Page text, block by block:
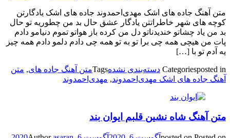
متن آهنگ جاده های اشک مهدی‌احمدوند جاده های اشک یادگارتن
کوچه های شهر خاطراتتن یادگار عشق حال بد من چطوریه تو حال
بد من یاد چشاتو خندیدناتو دل من کرده باز هواتو تموم دنیامو دادم
پات من هیچی همه چی برا تو به تو همه چی دادم دلمو دادم همه چیز
یه آدم تو با […]
Categoriesposted in دسته‌بندی نشدهTagsمتن آهنگ جاده های, متن
آهنگ جاده های اشک مهدی‌احمدوند, مهدی‌احمدوند
متن آهنگ شاه نشین قلبم ایوان بند